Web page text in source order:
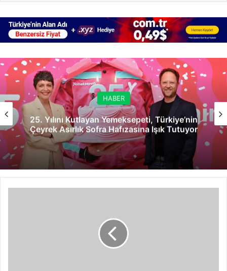
HABER
25. Yılını Kutlayan Yemeksepeti, Türkiye’nin
Çeyrek Asırlık Sofra Hafızasına Işık Tutuyor